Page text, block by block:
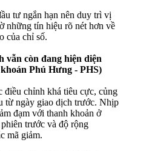
tư ngắn hạn nên duy trì vị
những tín hiệu rõ nét hơn về
của chỉ số.
vẫn còn đang hiện diện
Phú Hưng - PHS)
điều chỉnh khá tiêu cực, củng
từ ngày giao dịch trước. Nhịp
đạm với thanh khoản ở
trước và độ rộng
mã giảm.